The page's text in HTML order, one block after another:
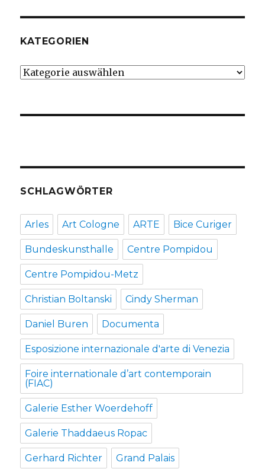
KATEGORIEN
Kategorien
SCHLAGWÖRTER
Arles Art Cologne ARTE Bice Curiger
Bundeskunsthalle Centre Pompidou
Centre Pompidou-Metz
Christian Boltanski Cindy Sherman
Daniel Buren Documenta
Esposizione internazionale d'arte di Venezia
Foire internationale d’art contemporain
(FIAC)
Galerie Esther Woerdehoff
Galerie Thaddaeus Ropac
Gerhard Richter Grand Palais